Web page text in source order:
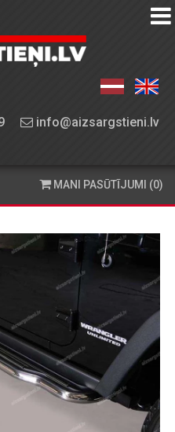
info@aizsargstieni.lv
MANI PASŪTĪJUMI (0)